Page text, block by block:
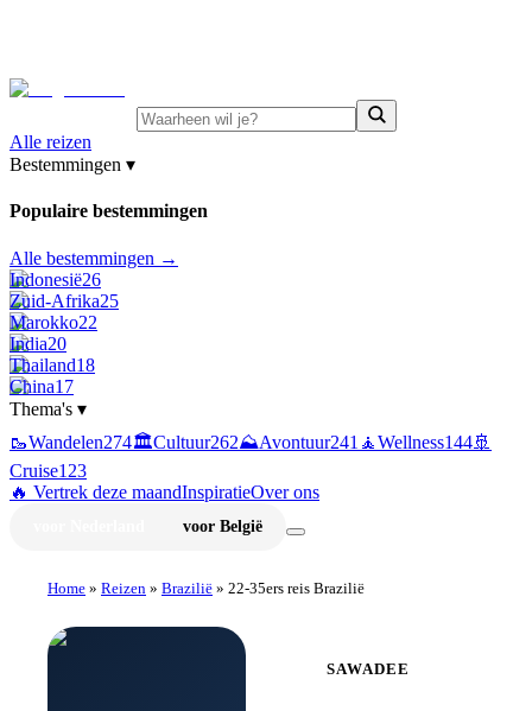
Alle reizen
Bestemmingen ▾
Populaire bestemmingen
Alle bestemmingen →
Indonesië26
Zuid-Afrika25
Marokko22
India20
Thailand18
China17
Thema's ▾
🥾Wandelen274🏛️Cultuur262⛰️Avontuur241 🧘Wellness144🚢
Cruise123
🔥 Vertrek deze maandInspiratieOver ons
voor België
Home » Reizen » Brazilië » 22-35ers reis Brazilië
SAWADEE